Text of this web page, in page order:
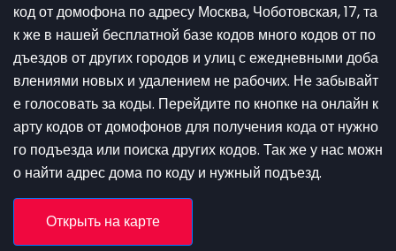
код от домофона по адресу Москва, Чоботовская, 17, та
к же в нашей бесплатной базе кодов много кодов от по
дъездов от других городов и улиц с ежедневными доба
влениями новых и удалением не рабочих. Не забывайт
е голосовать за коды. Перейдите по кнопке на онлайн к
арту кодов от домофонов для получения кода от нужно
го подъезда или поиска других кодов. Так же у нас можн
о найти адрес дома по коду и нужный подъезд.
Открыть на карте